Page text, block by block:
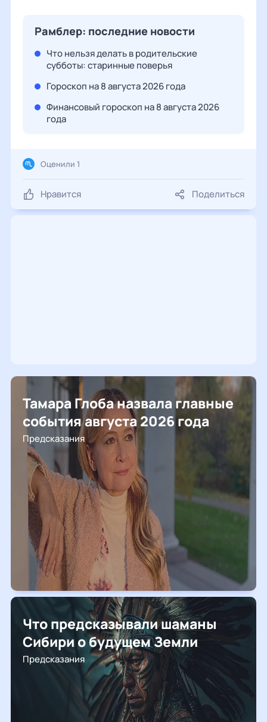
Рамблер: последние новости
Что нельзя делать в родительские
субботы: старинные поверья
Гороскоп на 8 августа 2026 года
Финансовый гороскоп на 8 августа 2026
года
Нравится Поделиться
Оценили 1
Тамара Глоба назвала главные
события августа 2026 года
Предсказания
Что предсказывали шаманы
Сибири о будущем Земли
Предсказания